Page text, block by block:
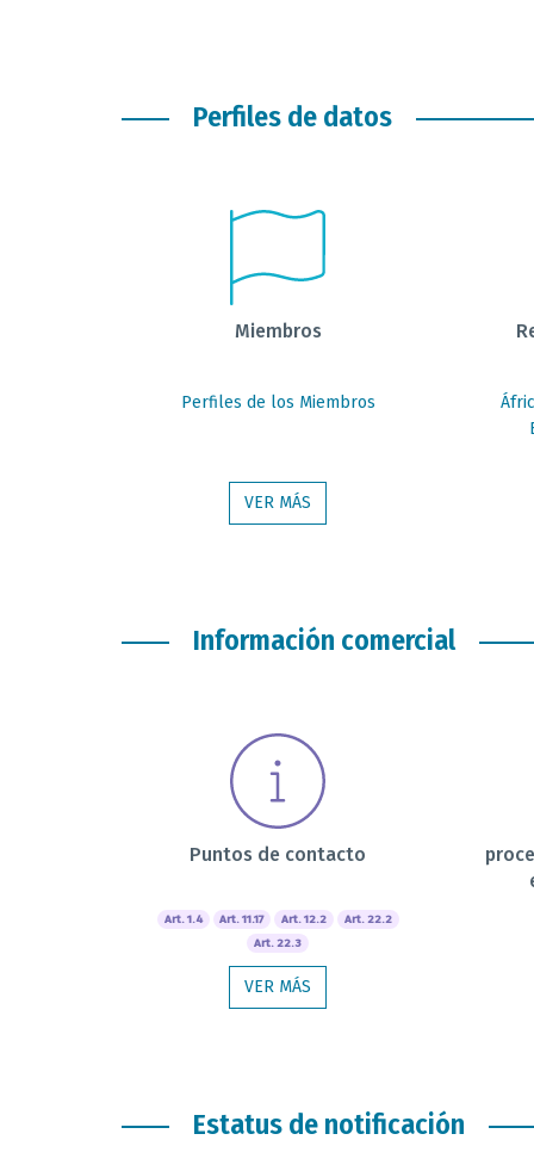
Perfiles de datos
Miembros
Perfiles de los Miembros
VER MÁS
Información comercial
Puntos de contacto
Art. 1.4 Art. 11.17 Art. 12.2
Art. 22.2
Art. 22.3
VER MÁS
Estatus de notificación